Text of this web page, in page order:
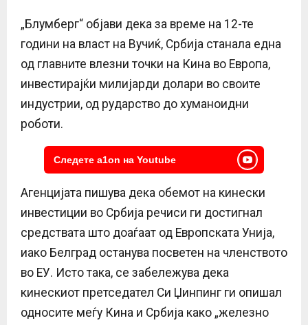
„Блумберг“ објави дека за време на 12-те
години на власт на Вучиќ, Србија станала една
од главните влезни точки на Кина во Европа,
инвестирајќи милијарди долари во своите
индустрии, од рударство до хуманоидни
роботи.
Следете a1on на Youtube
Агенцијата пишува дека обемот на кинески
инвестиции во Србија речиси ги достигнал
средствата што доаѓаат од Европската Унија,
иако Белград останува посветен на членството
во ЕУ. Исто така, се забележува дека
кинескиот претседател Си Џинпинг ги опишал
односите меѓу Кина и Србија како „железно